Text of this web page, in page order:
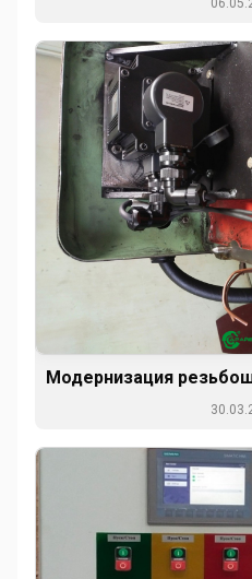
Модернизация